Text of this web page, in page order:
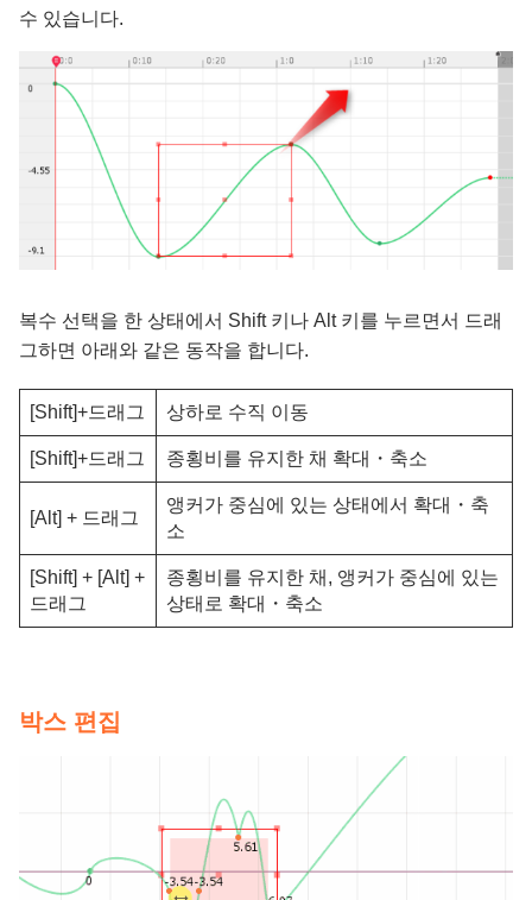
수 있습니다.
복수 선택을 한 상태에서 Shift 키나 Alt 키를 누르면서 드래
그하면 아래와 같은 동작을 합니다.
[Shift]+드래그 상하로 수직 이동
[Shift]+드래그 종횡비를 유지한 채 확대・축소
[Alt] + 드래그
앵커가 중심에 있는 상태에서 확대・축
소
[Shift] + [Alt] +
드래그
종횡비를 유지한 채, 앵커가 중심에 있는
상태로 확대・축소
박스 편집